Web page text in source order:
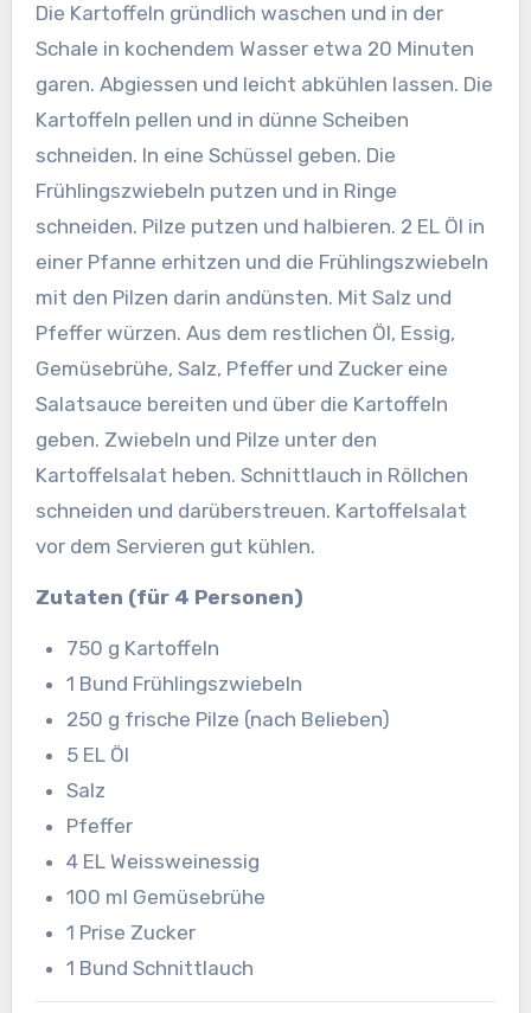
Die Kartoffeln gründlich waschen und in der
Schale in kochendem Wasser etwa 20 Minuten
garen. Abgiessen und leicht abkühlen lassen. Die
Kartoffeln pellen und in dünne Scheiben
schneiden. In eine Schüssel geben. Die
Frühlingszwiebeln putzen und in Ringe
schneiden. Pilze putzen und halbieren. 2 EL Öl in
einer Pfanne erhitzen und die Frühlingszwiebeln
mit den Pilzen darin andünsten. Mit Salz und
Pfeffer würzen. Aus dem restlichen Öl, Essig,
Gemüsebrühe, Salz, Pfeffer und Zucker eine
Salatsauce bereiten und über die Kartoffeln
geben. Zwiebeln und Pilze unter den
Kartoffelsalat heben. Schnittlauch in Röllchen
schneiden und darüberstreuen. Kartoffelsalat
vor dem Servieren gut kühlen.
Zutaten (für 4 Personen)
750 g Kartoffeln
1 Bund Frühlingszwiebeln
250 g frische Pilze (nach Belieben)
5 EL Öl
Salz
Pfeffer
4 EL Weissweinessig
100 ml Gemüsebrühe
1 Prise Zucker
1 Bund Schnittlauch